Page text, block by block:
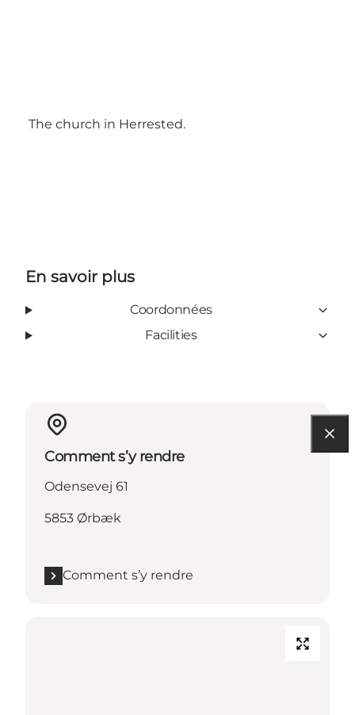
The church in Herrested.
En savoir plus
Coordonnées
Facilities
Comment s’y rendre
Odensevej 61
5853 Ørbæk
Comment s’y rendre